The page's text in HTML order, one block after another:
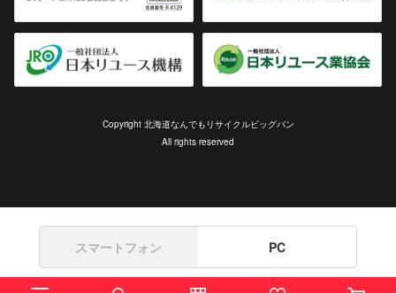
Copyright 北海道なんでもリサイクルビッグバン
All rights reserved
スマートフォン PC